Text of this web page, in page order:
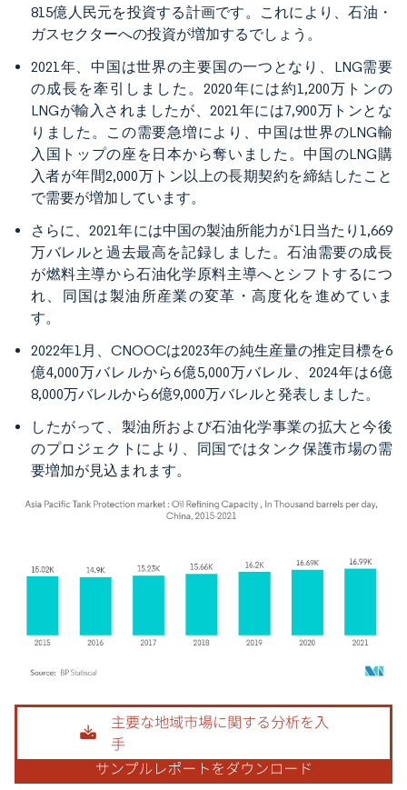
815億人民元を投資する計画です。これにより、石油・
ガスセクターへの投資が増加するでしょう。
2021年、中国は世界の主要国の一つとなり、LNG需要
の成長を牽引しました。2020年には約1,200万トンの
LNGが輸入されましたが、2021年には7,900万トンとな
りました。この需要急増により、中国は世界のLNG輸
入国トップの座を日本から奪いました。中国のLNG購
入者が年間2,000万トン以上の長期契約を締結したこと
で需要が増加しています。
さらに、2021年には中国の製油所能力が1日当たり1,669
万バレルと過去最高を記録しました。石油需要の成長
が燃料主導から石油化学原料主導へとシフトするにつ
れ、同国は製油所産業の変革・高度化を進めていま
す。
2022年1月、CNOOCは2023年の純生産量の推定目標を6
億4,000万バレルから6億5,000万バレル、2024年は6億
8,000万バレルから6億9,000万バレルと発表しました。
したがって、製油所および石油化学事業の拡大と今後
のプロジェクトにより、同国ではタンク保護市場の需
要増加が見込まれます。
画像 © Mordor Intelligence。再利用にはCC BY 4.0の表示が必要です。